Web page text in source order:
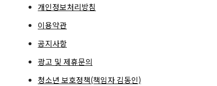
개인정보처리방침
이용약관
공지사항
광고 및 제휴문의
청소년 보호정책(책임자 김동인)